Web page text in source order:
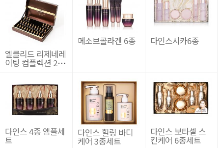
엘클리드 리제네레
이팅 컴플렉션 28
메소브콜라겐 6종 다인스시카6종
다인스 4종 앰플세
트
다인스 힐링 바디
케어 3종세트
다인스 보타셀 스
킨케어 6종세트